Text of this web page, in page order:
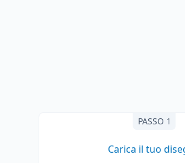
PASSO 1
Carica il tuo